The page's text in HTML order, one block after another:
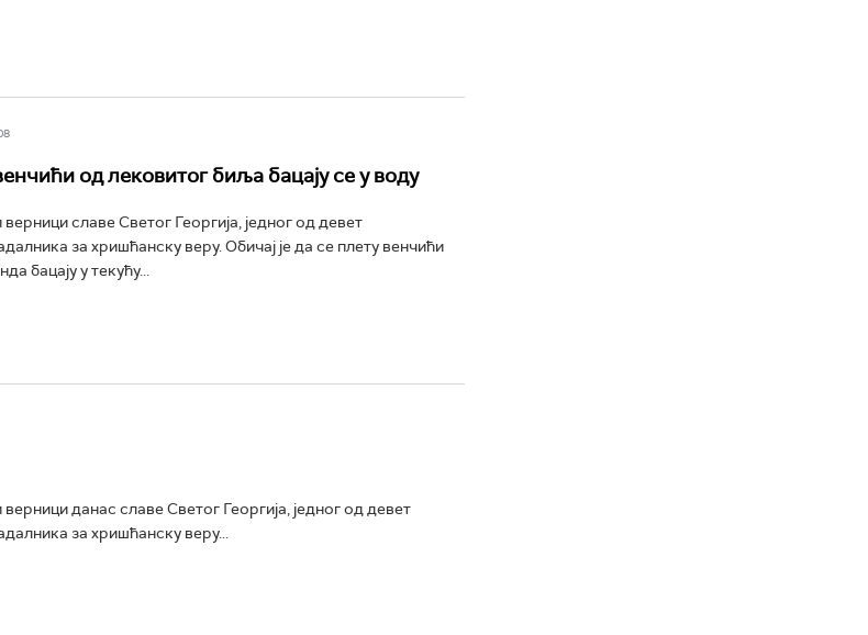
од лековитог биља бацају се у воду
славe Светог Георгија, једног од девет
за хришћанску веру. Обичај је да се плету венчићи
бацају у текућу...
данас славe Светог Георгија, једног од девет
за хришћанску веру...